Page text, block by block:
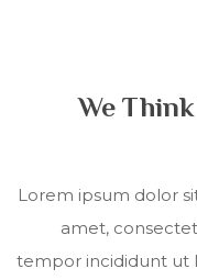
We
Lorem ipsum dolor
amet,
tempor incididunt ut